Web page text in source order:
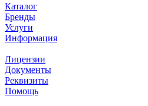
Каталог
Бренды
Услуги
Информация
Лицензии
Документы
Реквизиты
Помощь